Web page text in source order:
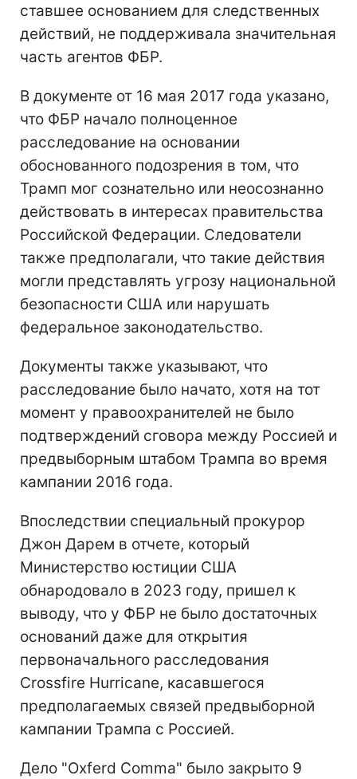
ставшее основанием для следственных
действий, не поддерживала значительная
часть агентов ФБР.
В документе от 16 мая 2017 года указано,
что ФБР начало полноценное
расследование на основании
обоснованного подозрения в том, что
Трамп мог сознательно или неосознанно
действовать в интересах правительства
Российской Федерации. Следователи
также предполагали, что такие действия
могли представлять угрозу национальной
безопасности США или нарушать
федеральное законодательство.
Документы также указывают, что
расследование было начато, хотя на тот
момент у правоохранителей не было
подтверждений сговора между Россией и
предвыборным штабом Трампа во время
кампании 2016 года.
Впоследствии специальный прокурор
Джон Дарем в отчете, который
Министерство юстиции США
обнародовало в 2023 году, пришел к
выводу, что у ФБР не было достаточных
оснований даже для открытия
первоначального расследования
Crossfire Hurricane, касавшегося
предполагаемых связей предвыборной
кампании Трампа с Россией.
Дело "Oxferd Comma" было закрыто 9